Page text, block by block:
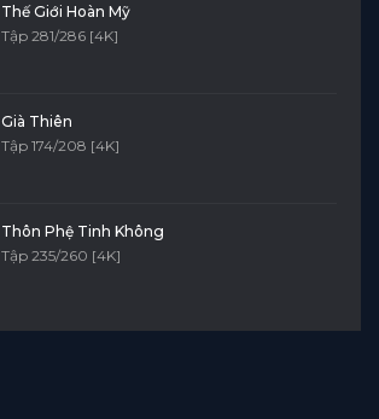
Thế Giới Hoàn Mỹ
Tập 281/286 [4K]
Già Thiên
Tập 174/208 [4K]
Thôn Phệ Tinh Không
Tập 235/260 [4K]